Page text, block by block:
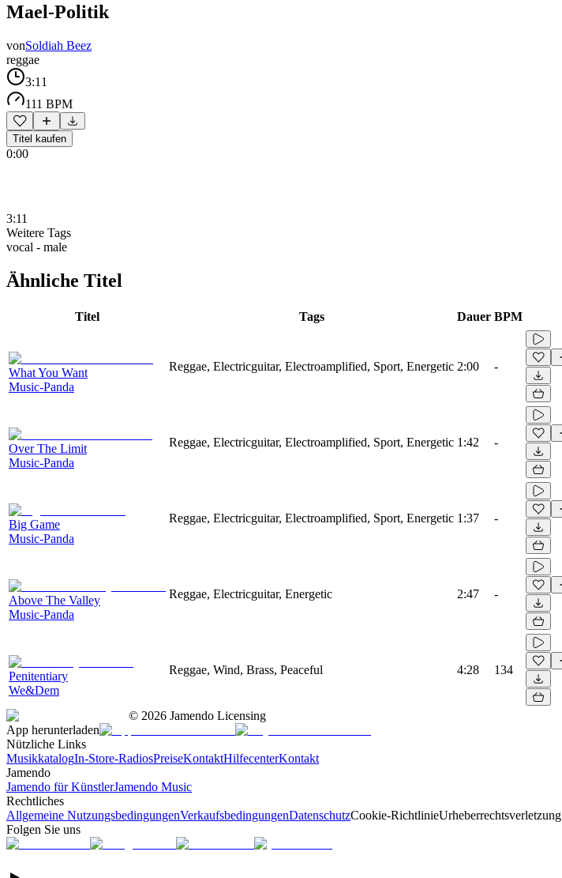
Mael-Politik
vonSoldiah Beez
reggae
3:11
111 BPM
Titel kaufen
0:00
3:11
Weitere Tags
vocal - male
Ähnliche Titel
Titel Tags Dauer BPM
What You Want
Music-Panda
Reggae, Electricguitar, Electroamplified, Sport, Energetic 2:00 -
Over The Limit
Music-Panda
Reggae, Electricguitar, Electroamplified, Sport, Energetic 1:42 -
Big Game
Music-Panda
Reggae, Electricguitar, Electroamplified, Sport, Energetic 1:37 -
Above The Valley
Music-Panda
Reggae, Electricguitar, Energetic 2:47 -
Penitentiary
We&Dem
Reggae, Wind, Brass, Peaceful 4:28 134
© 2026 Jamendo Licensing
App herunterladen
Nützliche Links
MusikkatalogIn-Store-RadiosPreiseKontaktHilfecenterKontakt
Jamendo
Jamendo für KünstlerJamendo Music
Rechtliches
Allgemeine NutzungsbedingungenVerkaufsbedingungenDatenschutzCookie-RichtlinieUrheberrechtsverletzung
Folgen Sie uns